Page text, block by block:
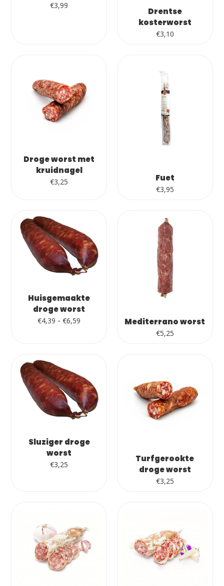
€3,99
Drentse
kosterworst
€3,10
Droge worst met
kruidnagel
€3,25 Fuet
€3,95
Huisgemaakte
droge worst
€4,39 - €6,59 Mediterrano worst
€5,25
Sluziger droge
worst
€3,25
Turfgerookte
droge worst
€3,25